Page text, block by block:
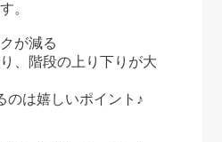
。
が減る
、階段の上り下りが大
のは嬉しいポイント♪